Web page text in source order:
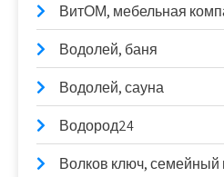
ВитОМ, мебельная
Водолей, баня
Водолей, сауна
Водород24
Волков ключ, семейный